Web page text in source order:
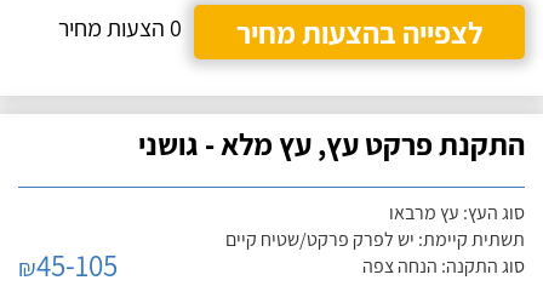
לצפייה בהצעות מחיר
0 הצעות מחיר
התקנת פרקט עץ, עץ מלא - גושני
סוג העץ: עץ מרבאו
תשתית קיימת: יש לפרק פרקט/שטיח קיים
סוג התקנה: הנחה צפה
₪45-105